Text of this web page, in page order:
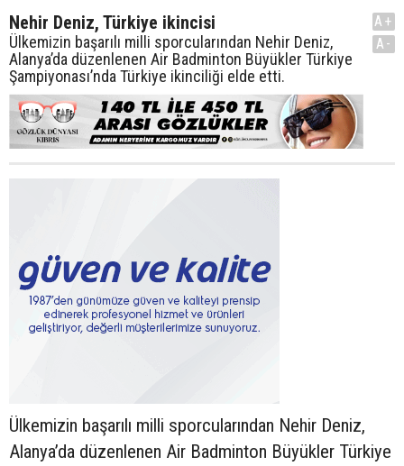
Nehir Deniz, Türkiye ikincisi
Ülkemizin başarılı milli sporcularından Nehir Deniz,
Alanya’da düzenlenen Air Badminton Büyükler Türkiye
Şampiyonası’nda Türkiye ikinciliği elde etti.
A+
A-
Ülkemizin başarılı milli sporcularından Nehir Deniz,
Alanya’da düzenlenen Air Badminton Büyükler Türkiye